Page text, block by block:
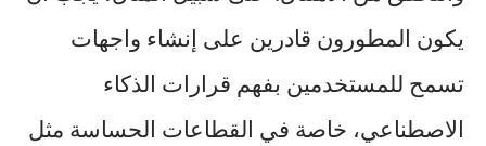
يكون المطورون قادرين على إنشاء واجهات
تسمح للمستخدمين بفهم قرارات الذكاء
الاصطناعي، خاصة في القطاعات الحساسة مثل